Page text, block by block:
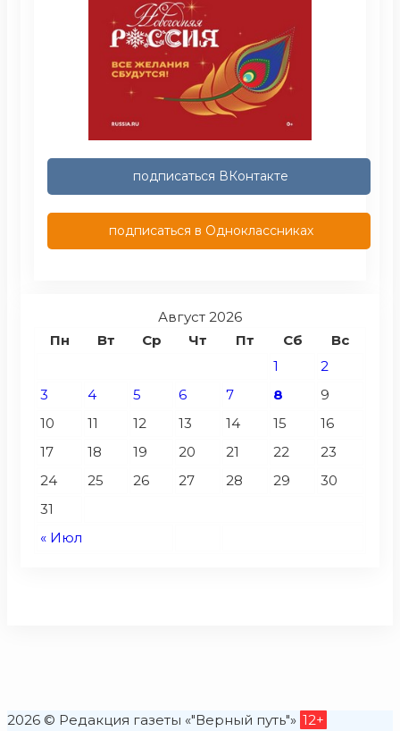
подписаться ВКонтакте
подписаться в Одноклассниках
Август 2026
Пн
Вт Ср Чт Пт Сб Вс
« Июл
1
2
3
4 5 6 7 8
9
10
11 12 13 14 15
16
17
18 19 20 21 22
23
24
25 26 27 28 29
30
31
2026 © Редакция газеты «"Верный путь"» 12+